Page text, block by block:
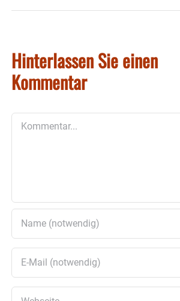
Hinterlassen Sie einen
Kommentar